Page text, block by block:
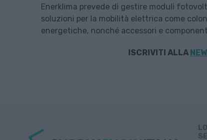
Enerklima prevede di gestire moduli
soluzioni per la mobilità elettrica come
energetiche, nonché accessori e
ISCRIVITI ALLA